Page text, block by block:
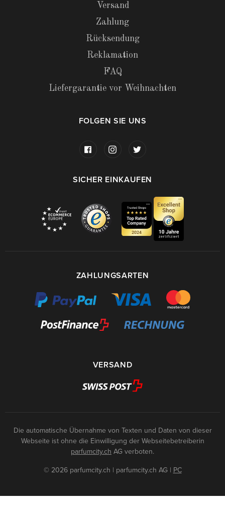
Versand
Zahlung
Rücksendung
Reklamation
FAQ
Liefergarantie vor Weihnachten
FOLGEN SIE UNS
SICHER EINKAUFEN
ZAHLUNGSARTEN
VERSAND
Die automatische Übernahme von Texten und Daten von dieser
Webseite ist ohne die Einwilligung der Webseitebetreiberin
parfumcity.ch AG verboten.
© 2026 parfumcity.ch | parfumcity.ch AG | PC